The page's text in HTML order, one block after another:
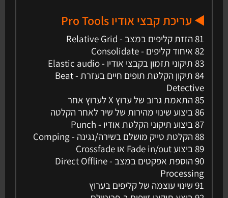
◀️ עריכת קבצי אודיו Pro Tools
81 הזזת קליפים במצב - Relative Grid
82 איחוד קליפים - Consolidate
83 תיקוני תזמון בקבצי אודיו - Elastic audio
84 תיקון הקלטת תופים חיים בעזרת - Beat
Detective
85 התאמת גרוב של ערוץ X לערוץ אחר
86 ביצוע שינוי מהירות של שיר לאחר הקלטה
87 ביצוע תיקוני הקלטת אודיו - Punch
88 הקלטת טייק מושלם בשירה/נגינה - Comping
89 ביצוע Fade in/out או Crossfade
90 הוספת אפקטים במצב - Direct Offline
Processing
91 שינוי עוצמה של קליפים בערוץ